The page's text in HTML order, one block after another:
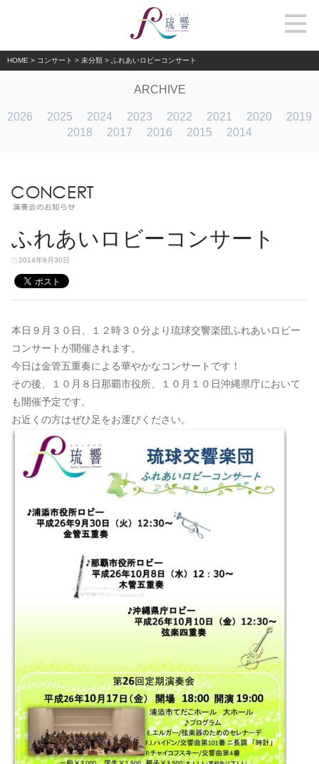
HOME > コンサート > 未分類 > ふれあいロビーコンサート
ARCHIVE
2026 2025 2024 2023 2022 2021 2020
2019
2018
2017 2016 2015 2014
ふれあいロビーコンサート
2014年9月30日
本日９月３０日、１２時３０分より琉球交響楽団ふれあいロビー
コンサートが開催されます。
今日は金管五重奏による華やかなコンサートです！
その後、１０月８日那覇市役所、１０月１０日沖縄県庁において
も開催予定です。
お近くの方はぜひ足をお運びください。